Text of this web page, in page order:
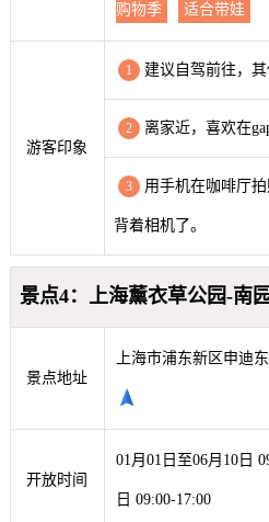
购物季 适合带娃
游客印象
1 建议自驾前往，
2 离家近，喜欢在
3 用手机在咖啡厅
背着相机了。
景点4：上海薰衣草公园-南园
景点地址
上海市浦东新区申迪
开放时间
01月01日至06月10日
日 09:00-17:00